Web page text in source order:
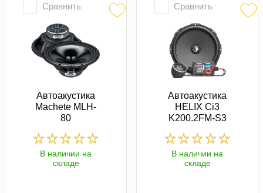
Сравнить
Автоакустика
Machete MLH-
80
В наличии на
складе
Сравнить
Автоакустика
HELIX Ci3
K200.2FM-S3
В наличии на
складе